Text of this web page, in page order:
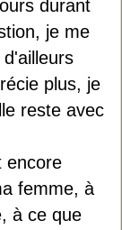
durant
je me
plus, je
reste avec
encore
femme, à
à ce que